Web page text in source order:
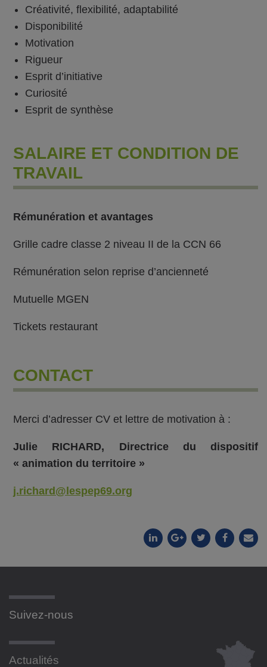
Créativité, flexibilité, adaptabilité
Disponibilité
Motivation
Rigueur
Esprit d’initiative
Curiosité
Esprit de synthèse
SALAIRE ET CONDITION DE
TRAVAIL
Rémunération et avantages
Grille cadre classe 2 niveau II de la CCN 66
Rémunération selon reprise d’ancienneté
Mutuelle MGEN
Tickets restaurant
CONTACT
Merci d’adresser CV et lettre de motivation à :
Julie RICHARD, Directrice du dispositif
« animation du territoire »
j.richard@lespep69.org
Suivez-nous
Actualités